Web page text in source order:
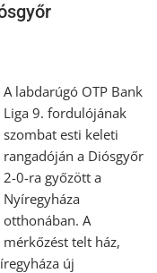
A labdarúgó OTP Bank
Liga 9. fordulójának
szombat esti keleti
rangadóján a Diósgyőr
2-0-ra győzött a
Nyíregyháza
otthonában. A
mérkőzést telt ház,
új